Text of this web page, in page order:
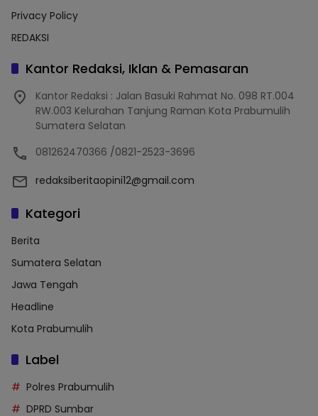
Privacy Policy
REDAKSI
Kantor Redaksi, Iklan & Pemasaran
Kantor Redaksi : Jalan Basuki Rahmat No. 098 RT.004
RW.003 Kelurahan Tanjung Raman Kota Prabumulih
Sumatera Selatan
081262470366 /0821-2523-3696
redaksiberitaopini12@gmail.com
Kategori
Berita
Sumatera Selatan
Jawa Tengah
Headline
Kota Prabumulih
Label
Polres Prabumulih
DPRD Sumbar